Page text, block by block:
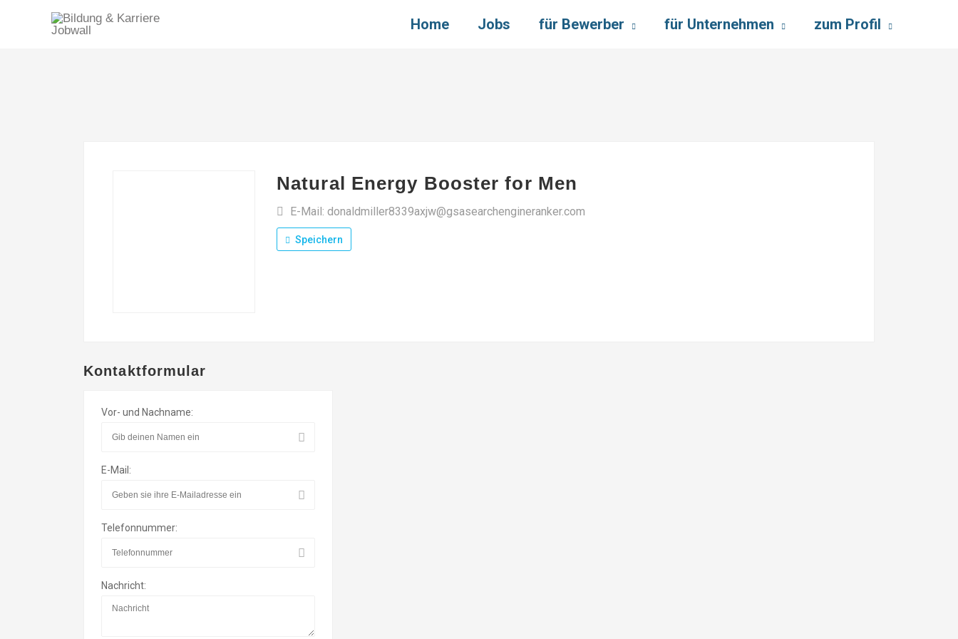
Home Jobs für Bewerber für Unternehmen zum Profil
Natural Energy Booster for Men
E-Mail: donaldmiller8339axjw@gsasearchengineranker.com
Speichern
Kontaktformular
Vor- und Nachname:
E-Mail:
Telefonnummer:
Nachricht: